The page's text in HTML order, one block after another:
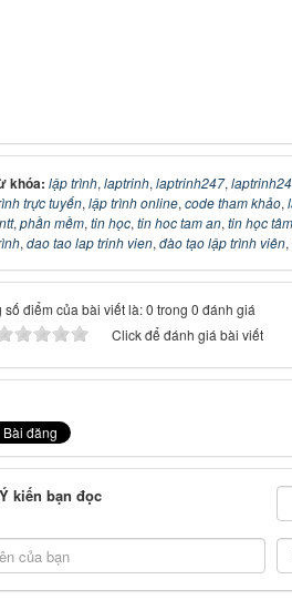
khóa: lập trình, laptrinh, laptrinh247,
trực tuyến, lập trình online, code tham khảo,
, phần mềm, tin học, tin hoc tam an, tin học
, dao tao lap trinh vien, đào tạo lập trình viên,
số điểm của bài viết là: 0 trong 0 đánh giá
Click để đánh giá bài viết
Ý kiến bạn đọc